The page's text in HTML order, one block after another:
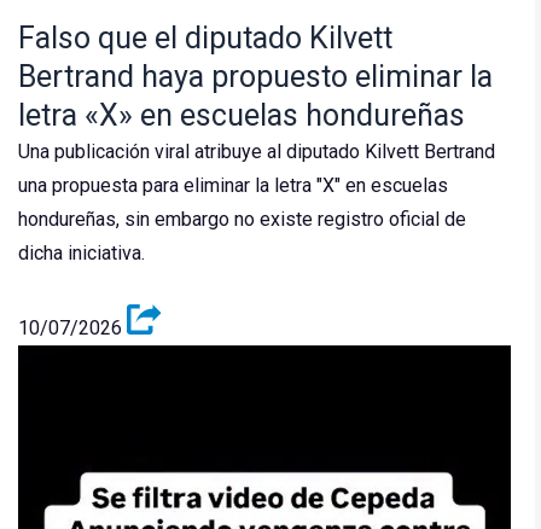
Falso que el diputado Kilvett
Bertrand haya propuesto eliminar la
letra «X» en escuelas hondureñas
Una publicación viral atribuye al diputado Kilvett Bertrand
una propuesta para eliminar la letra "X" en escuelas
hondureñas, sin embargo no existe registro oficial de
dicha iniciativa.
10/07/2026